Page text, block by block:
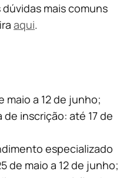
mais comuns
aqui.
maio a 12 de junho;
inscrição: até 17 de
especializado
de maio a 12 de junho;